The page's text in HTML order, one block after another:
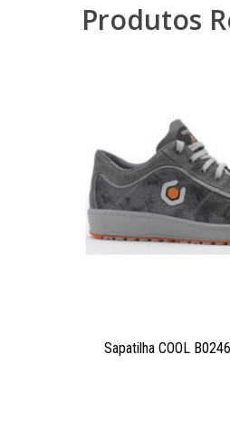
Produtos
Sapatilha COOL B0246